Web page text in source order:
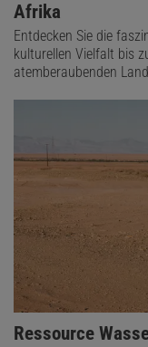
Afrika
Entdecken Sie die
kulturellen Vielfalt bis
atemberaubenden
Ressource